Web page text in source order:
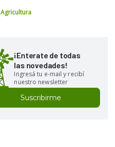
Agricultura
¡Enterate de todas
las novedades!
Ingresá tu e-mail y recibí
nuestro newsletter
Suscribirme